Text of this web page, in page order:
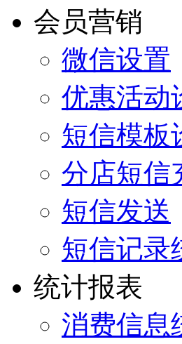
会员营销
微信设置
优惠活动
短信模板
分店短信
短信发送
短信记录
统计报表
消费信息